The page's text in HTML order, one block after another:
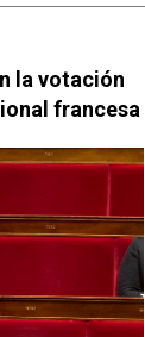
la votación
francesa